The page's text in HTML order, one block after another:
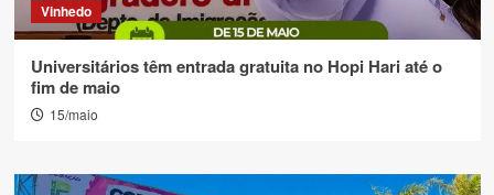
Vinhedo
Universitários têm entrada gratuita no Hopi Hari até o
fim de maio
15/maio